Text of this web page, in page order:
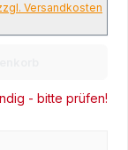
Versandkosten
- bitte prüfen!